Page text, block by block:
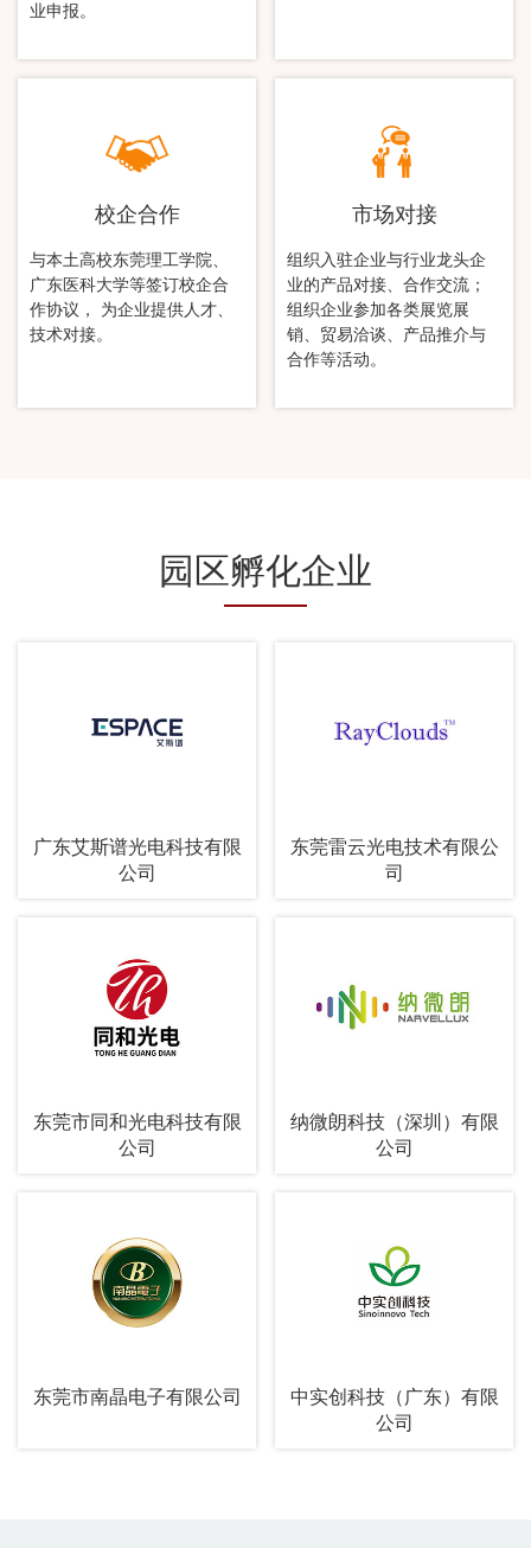
业申报。
校企合作
与本土高校东莞理工学院、
广东医科大学等签订校企合
作协议， 为企业提供人才、
技术对接。
市场对接
组织入驻企业与行业龙头企
业的产品对接、合作交流；
组织企业参加各类展览展
销、贸易洽谈、产品推介与
合作等活动。
园区孵化企业
广东艾斯谱光电科技有限
公司
东莞雷云光电技术有限公
司
东莞市同和光电科技有限
公司
纳微朗科技（深圳）有限
公司
东莞市南晶电子有限公司
中实创科技（广东）有限
公司